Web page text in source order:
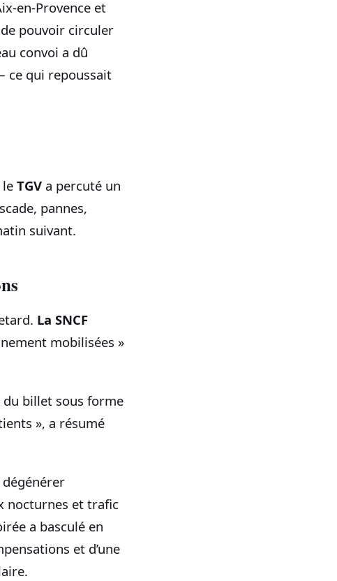
et
pouvoir circuler
convoi a dû
ce qui repoussait
TGV a percuté un
pannes,
suivant.
La SNCF
mobilisées »
billet sous forme
», a résumé
nocturnes et trafic
a basculé en
et d’une